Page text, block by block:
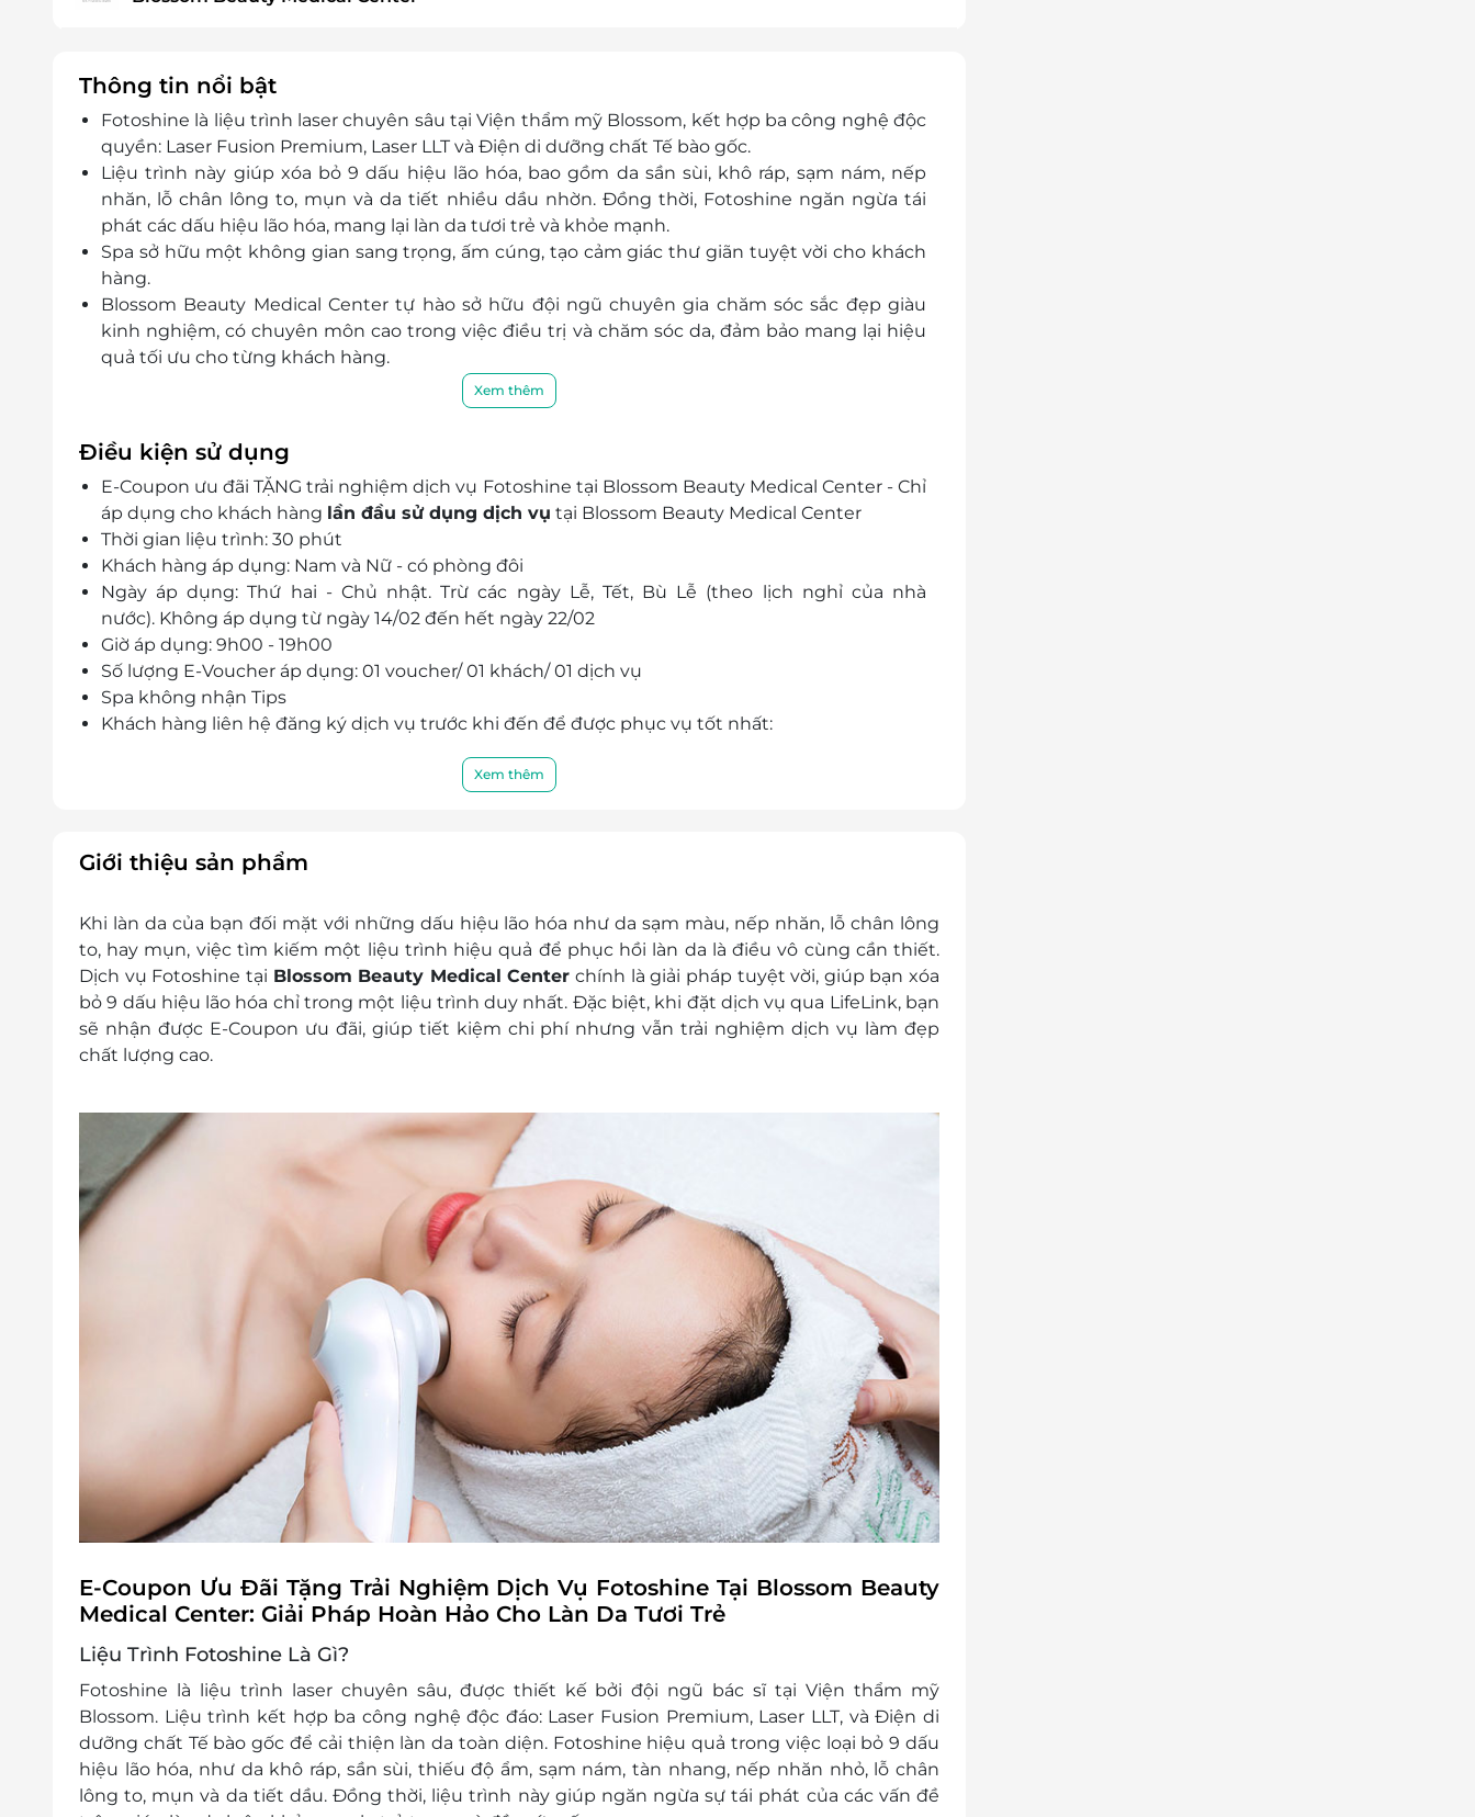
Thông tin nổi bật
Fotoshine là liệu trình laser chuyên sâu tại Viện thẩm mỹ Blossom, kết hợp ba công nghệ độc
quyền: Laser Fusion Premium, Laser LLT và Điện di dưỡng chất Tế bào gốc.
Liệu trình này giúp xóa bỏ 9 dấu hiệu lão hóa, bao gồm da sần sùi, khô ráp, sạm nám, nếp
nhăn, lỗ chân lông to, mụn và da tiết nhiều dầu nhờn. Đồng thời, Fotoshine ngăn ngừa tái
phát các dấu hiệu lão hóa, mang lại làn da tươi trẻ và khỏe mạnh.
Spa sở hữu một không gian sang trọng, ấm cúng, tạo cảm giác thư giãn tuyệt vời cho khách
hàng.
Blossom Beauty Medical Center tự hào sở hữu đội ngũ chuyên gia chăm sóc sắc đẹp giàu
kinh nghiệm, có chuyên môn cao trong việc điều trị và chăm sóc da, đảm bảo mang lại hiệu
quả tối ưu cho từng khách hàng.
Xem thêm
Điều kiện sử dụng
E-Coupon ưu đãi TẶNG trải nghiệm dịch vụ Fotoshine tại Blossom Beauty Medical Center - Chỉ
áp dụng cho khách hàng lần đầu sử dụng dịch vụ tại Blossom Beauty Medical Center
Thời gian liệu trình: 30 phút
Khách hàng áp dụng: Nam và Nữ - có phòng đôi
Ngày áp dụng: Thứ hai - Chủ nhật. Trừ các ngày Lễ, Tết, Bù Lễ (theo lịch nghỉ của nhà
nước). Không áp dụng từ ngày 14/02 đến hết ngày 22/02
Giờ áp dụng: 9h00 - 19h00
Số lượng E-Voucher áp dụng: 01 voucher/ 01 khách/ 01 dịch vụ
Spa không nhận Tips
Khách hàng liên hệ đăng ký dịch vụ trước khi đến để được phục vụ tốt nhất:
Địa chỉ: 119 - 121 Võ Văn Tần, Phường Võ Thị Sáu, Quận 3, Thành phố Hồ Chí Minh
Không áp dụng đồng thời cùng lúc với các chương trình khuyến mại khác
Giá đã bao gồm VAT và phí dịch vụ.
Xem thêm
Giới thiệu sản phẩm
Khi làn da của bạn đối mặt với những dấu hiệu lão hóa như da sạm màu, nếp nhăn, lỗ chân lông
to, hay mụn, việc tìm kiếm một liệu trình hiệu quả để phục hồi làn da là điều vô cùng cần thiết.
Dịch vụ Fotoshine tại Blossom Beauty Medical Center chính là giải pháp tuyệt vời, giúp bạn xóa
bỏ 9 dấu hiệu lão hóa chỉ trong một liệu trình duy nhất. Đặc biệt, khi đặt dịch vụ qua LifeLink, bạn
sẽ nhận được E-Coupon ưu đãi, giúp tiết kiệm chi phí nhưng vẫn trải nghiệm dịch vụ làm đẹp
chất lượng cao.
E-Coupon Ưu Đãi Tặng Trải Nghiệm Dịch Vụ Fotoshine Tại Blossom Beauty
Medical Center: Giải Pháp Hoàn Hảo Cho Làn Da Tươi Trẻ
Liệu Trình Fotoshine Là Gì?
Fotoshine là liệu trình laser chuyên sâu, được thiết kế bởi đội ngũ bác sĩ tại Viện thẩm mỹ
Blossom. Liệu trình kết hợp ba công nghệ độc đáo: Laser Fusion Premium, Laser LLT, và Điện di
dưỡng chất Tế bào gốc để cải thiện làn da toàn diện. Fotoshine hiệu quả trong việc loại bỏ 9 dấu
hiệu lão hóa, như da khô ráp, sần sùi, thiếu độ ẩm, sạm nám, tàn nhang, nếp nhăn nhỏ, lỗ chân
lông to, mụn và da tiết dầu. Đồng thời, liệu trình này giúp ngăn ngừa sự tái phát của các vấn đề